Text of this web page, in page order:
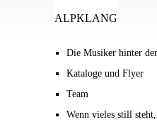
ALPKLANG
Die Musiker hinter
Kataloge und Flyer
Team
Wenn vieles still